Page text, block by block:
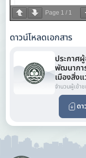
Page 1 / 1
ดาวน์โหลดเอกสาร
ประกาศ
พัฒนากา
เมืองสิ่ง
จำนวนผู้เข้า
ดา